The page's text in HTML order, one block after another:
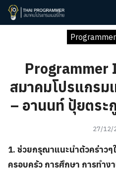
Skip
สมาคมโปรแกรม
– อานนท์ ปุ้ยตระ
27/12/
1. ช่วยกรุณาแนะนำตัวคร่าวๆ
ครอบครัว การศึกษา การทำง